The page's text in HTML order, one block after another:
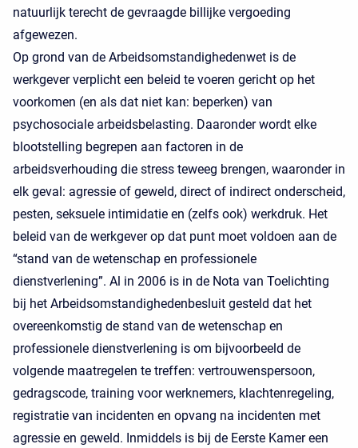
natuurlijk terecht de gevraagde billijke vergoeding
afgewezen.
Op grond van de Arbeidsomstandighedenwet is de
werkgever verplicht een beleid te voeren gericht op het
voorkomen (en als dat niet kan: beperken) van
psychosociale arbeidsbelasting. Daaronder wordt elke
blootstelling begrepen aan factoren in de
arbeidsverhouding die stress teweeg brengen, waaronder in
elk geval: agressie of geweld, direct of indirect onderscheid,
pesten, seksuele intimidatie en (zelfs ook) werkdruk. Het
beleid van de werkgever op dat punt moet voldoen aan de
“stand van de wetenschap en professionele
dienstverlening”. Al in 2006 is in de Nota van Toelichting
bij het Arbeidsomstandighedenbesluit gesteld dat het
overeenkomstig de stand van de wetenschap en
professionele dienstverlening is om bijvoorbeeld de
volgende maatregelen te treffen: vertrouwenspersoon,
gedragscode, training voor werknemers, klachtenregeling,
registratie van incidenten en opvang na incidenten met
agressie en geweld. Inmiddels is bij de Eerste Kamer een